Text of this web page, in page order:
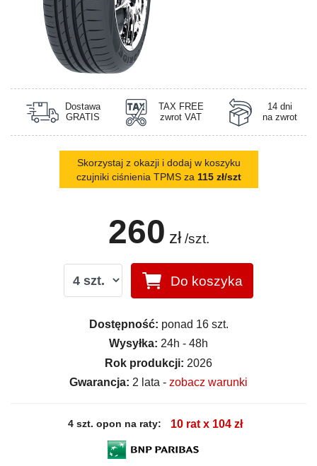
Dostawa
GRATIS
TAX FREE
zwrot VAT
14 dni
na zwrot
Skorzystaj z okazji i dodaj w koszyku
czujniki ciśnienia TPMS za 115 zł/szt
260 zł /szt.
Do koszyka
Dostępność: ponad 16 szt.
Wysyłka: 24h - 48h
Rok produkcji: 2026
Gwarancja: 2 lata - zobacz warunki
4 szt. opon na raty: 10 rat x 104 zł